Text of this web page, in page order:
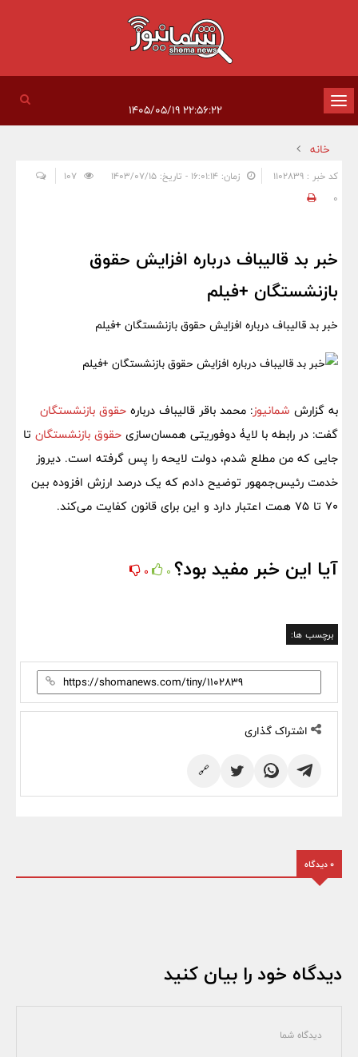
تغییر
وضعیت
ناوبری
خانه
کد خبر : 1102839 زمان: ۱۶:۰۱:۱۴ - تاریخ: ۱۴۰۳/۰۷/۱۵
0
خبر بد قالیباف درباره افزایش حقوق
بازنشستگان +فیلم
خبر بد قالیباف درباره افزایش حقوق بازنشستگان +فیلم
به گزارش شمانیوز: محمد باقر قالیباف درباره حقوق بازنشستگان
گفت: در رابطه‌ با لایۀ دوفوریتی همسان‌سازی حقوق بازنشستگان تا
جایی که من مطلع شدم، دولت لایحه را پس گرفته است. دیروز
خدمت رئیس‌جمهور توضیح دادم که یک درصد ارزش افزوده بین
۷۰ تا ۷۵ همت اعتبار دارد و این برای قانون کفایت می‌کند.
آیا این خبر مفید بود؟ 0
0
برچسب ها:
اشتراک گذاری
🔗
0 دیدگاه
دیدگاه خود را بیان کنید